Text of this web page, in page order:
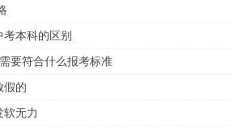
本科的区别
要符合什么报考标准
假的
无力